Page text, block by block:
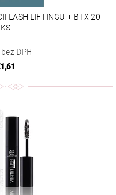
LASH LIFTINGU + BTX 20
KS
DPH